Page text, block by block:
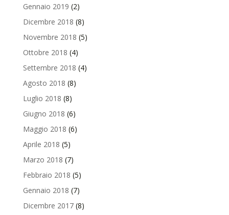
Gennaio 2019 (2)
Dicembre 2018 (8)
Novembre 2018 (5)
Ottobre 2018 (4)
Settembre 2018 (4)
Agosto 2018 (8)
Luglio 2018 (8)
Giugno 2018 (6)
Maggio 2018 (6)
Aprile 2018 (5)
Marzo 2018 (7)
Febbraio 2018 (5)
Gennaio 2018 (7)
Dicembre 2017(8)